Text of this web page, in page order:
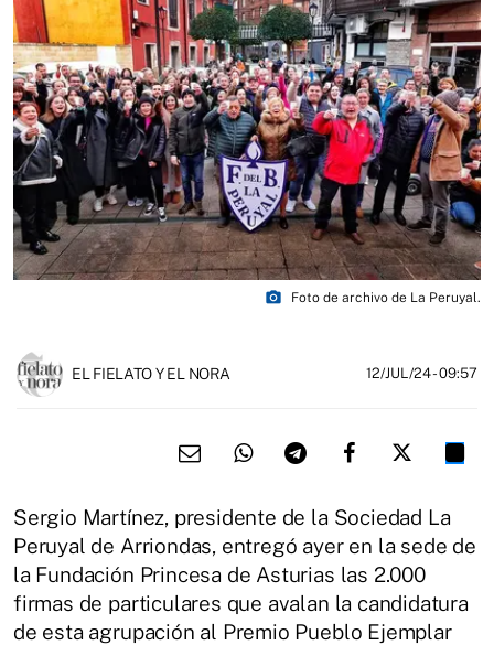
photo_camera Foto de archivo de La Peruyal.
EL FIELATO Y EL NORA 12/JUL/24- 09:57
Sergio Martínez, presidente de la Sociedad La
Peruyal de Arriondas, entregó ayer en la sede de
la Fundación Princesa de Asturias las 2.000
firmas de particulares que avalan la candidatura
de esta agrupación al Premio Pueblo Ejemplar